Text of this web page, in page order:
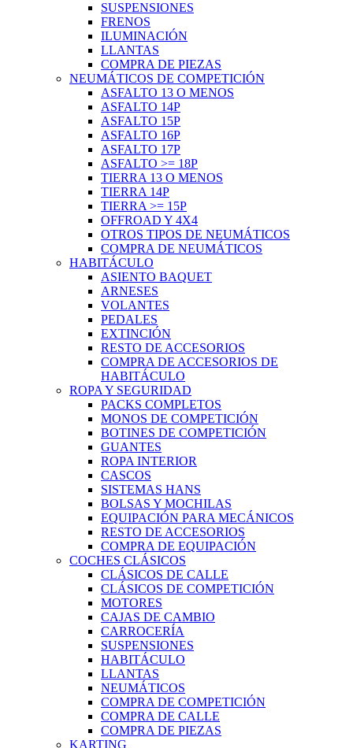
SUSPENSIONES
FRENOS
ILUMINACIÓN
LLANTAS
COMPRA DE PIEZAS
NEUMÁTICOS DE COMPETICIÓN
ASFALTO 13 O MENOS
ASFALTO 14P
ASFALTO 15P
ASFALTO 16P
ASFALTO 17P
ASFALTO >= 18P
TIERRA 13 O MENOS
TIERRA 14P
TIERRA >= 15P
OFFROAD Y 4X4
OTROS TIPOS DE NEUMÁTICOS
COMPRA DE NEUMÁTICOS
HABITÁCULO
ASIENTO BAQUET
ARNESES
VOLANTES
PEDALES
EXTINCIÓN
RESTO DE ACCESORIOS
COMPRA DE ACCESORIOS DE
HABITÁCULO
ROPA Y SEGURIDAD
PACKS COMPLETOS
MONOS DE COMPETICIÓN
BOTINES DE COMPETICIÓN
GUANTES
ROPA INTERIOR
CASCOS
SISTEMAS HANS
BOLSAS Y MOCHILAS
EQUIPACIÓN PARA MECÁNICOS
RESTO DE ACCESORIOS
COMPRA DE EQUIPACIÓN
COCHES CLÁSICOS
CLÁSICOS DE CALLE
CLÁSICOS DE COMPETICIÓN
MOTORES
CAJAS DE CAMBIO
CARROCERÍA
SUSPENSIONES
HABITÁCULO
LLANTAS
NEUMÁTICOS
COMPRA DE COMPETICIÓN
COMPRA DE CALLE
COMPRA DE PIEZAS
KARTING